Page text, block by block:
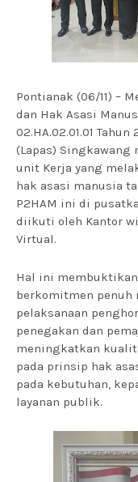
Pontianak (06/11) –
dan Hak Asasi
02.HA.02.01.01
(Lapas) Singkawang
unit Kerja yang
hak asasi manusia
P2HAM ini di
diikuti oleh Kantor
Virtual.
Hal ini membuktikan
berkomitmen penuh
pelaksanaan
penegakan dan
meningkatkan
pada prinsip hak
pada kebutuhan,
layanan publik.